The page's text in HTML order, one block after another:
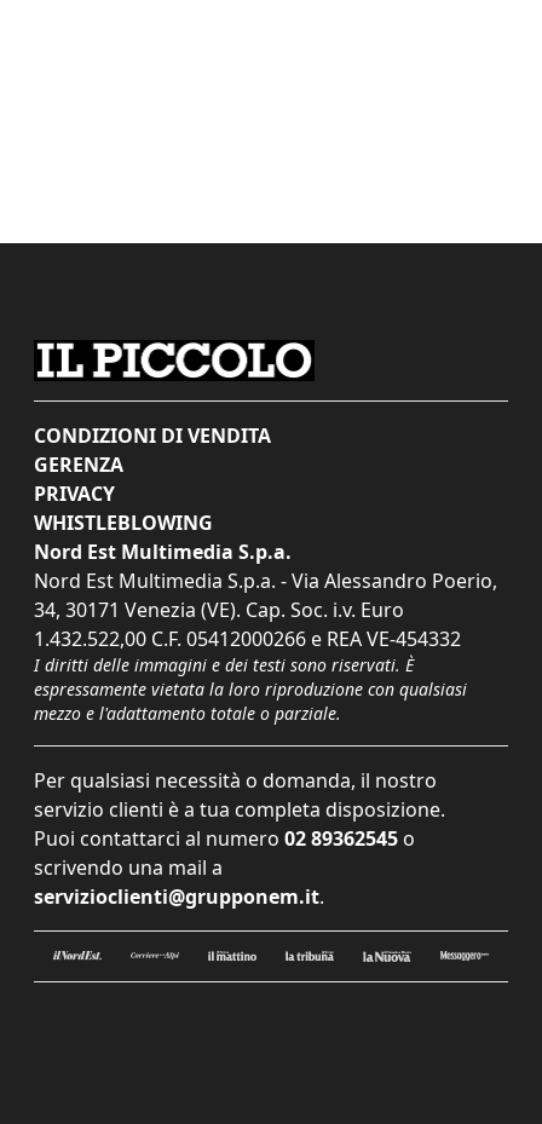
CONDIZIONI DI VENDITA
GERENZA
PRIVACY
WHISTLEBLOWING
Nord Est Multimedia S.p.a.
Nord Est Multimedia S.p.a. - Via Alessandro Poerio,
34, 30171 Venezia (VE). Cap. Soc. i.v. Euro
1.432.522,00 C.F. 05412000266 e REA VE-454332
I diritti delle immagini e dei testi sono riservati. È
espressamente vietata la loro riproduzione con qualsiasi
mezzo e l'adattamento totale o parziale.
Per qualsiasi necessità o domanda, il nostro
servizio clienti è a tua completa disposizione.
Puoi contattarci al numero 02 89362545 o
scrivendo una mail a
servizioclienti@grupponem.it.